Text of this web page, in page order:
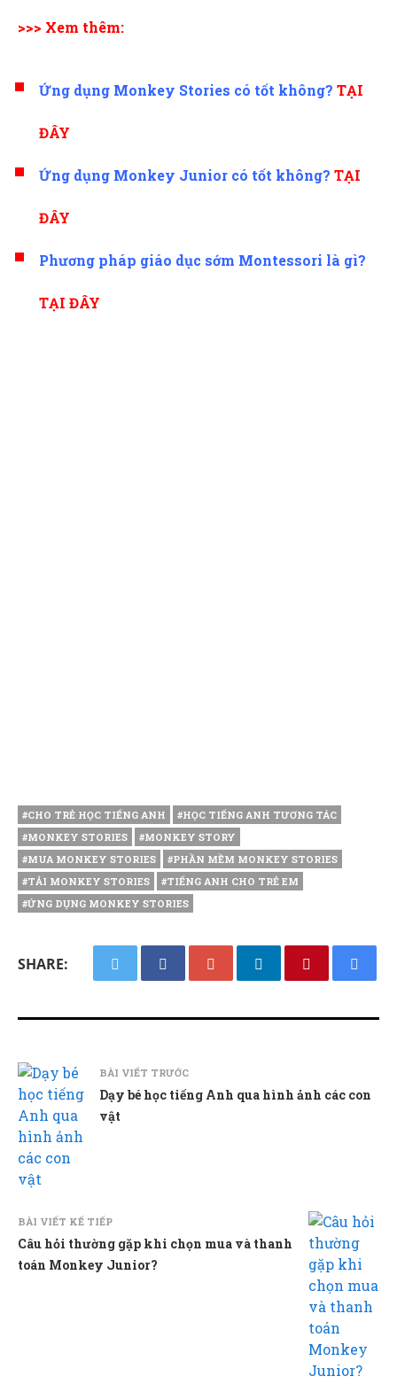
>>> Xem thêm:
Ứng dụng Monkey Stories có tốt không? TẠI
ĐÂY
Ứng dụng Monkey Junior có tốt không? TẠI
ĐÂY
Phương pháp giáo dục sớm Montessori là gì?
TẠI ĐÂY
#CHO TRẺ HỌC TIẾNG ANH
#HỌC TIẾNG ANH TƯƠNG TÁC
#MONKEY STORIES
#MONKEY STORY
#MUA MONKEY STORIES
#PHẦN MỀM MONKEY STORIES
#TẢI MONKEY STORIES
#TIẾNG ANH CHO TRẺ EM
#ỨNG DỤNG MONKEY STORIES
SHARE:
BÀI VIẾT TRƯỚC
Dạy bé học tiếng Anh qua hình ảnh các con
vật
BÀI VIẾT KẾ TIẾP
Câu hỏi thường gặp khi chọn mua và thanh
toán Monkey Junior?